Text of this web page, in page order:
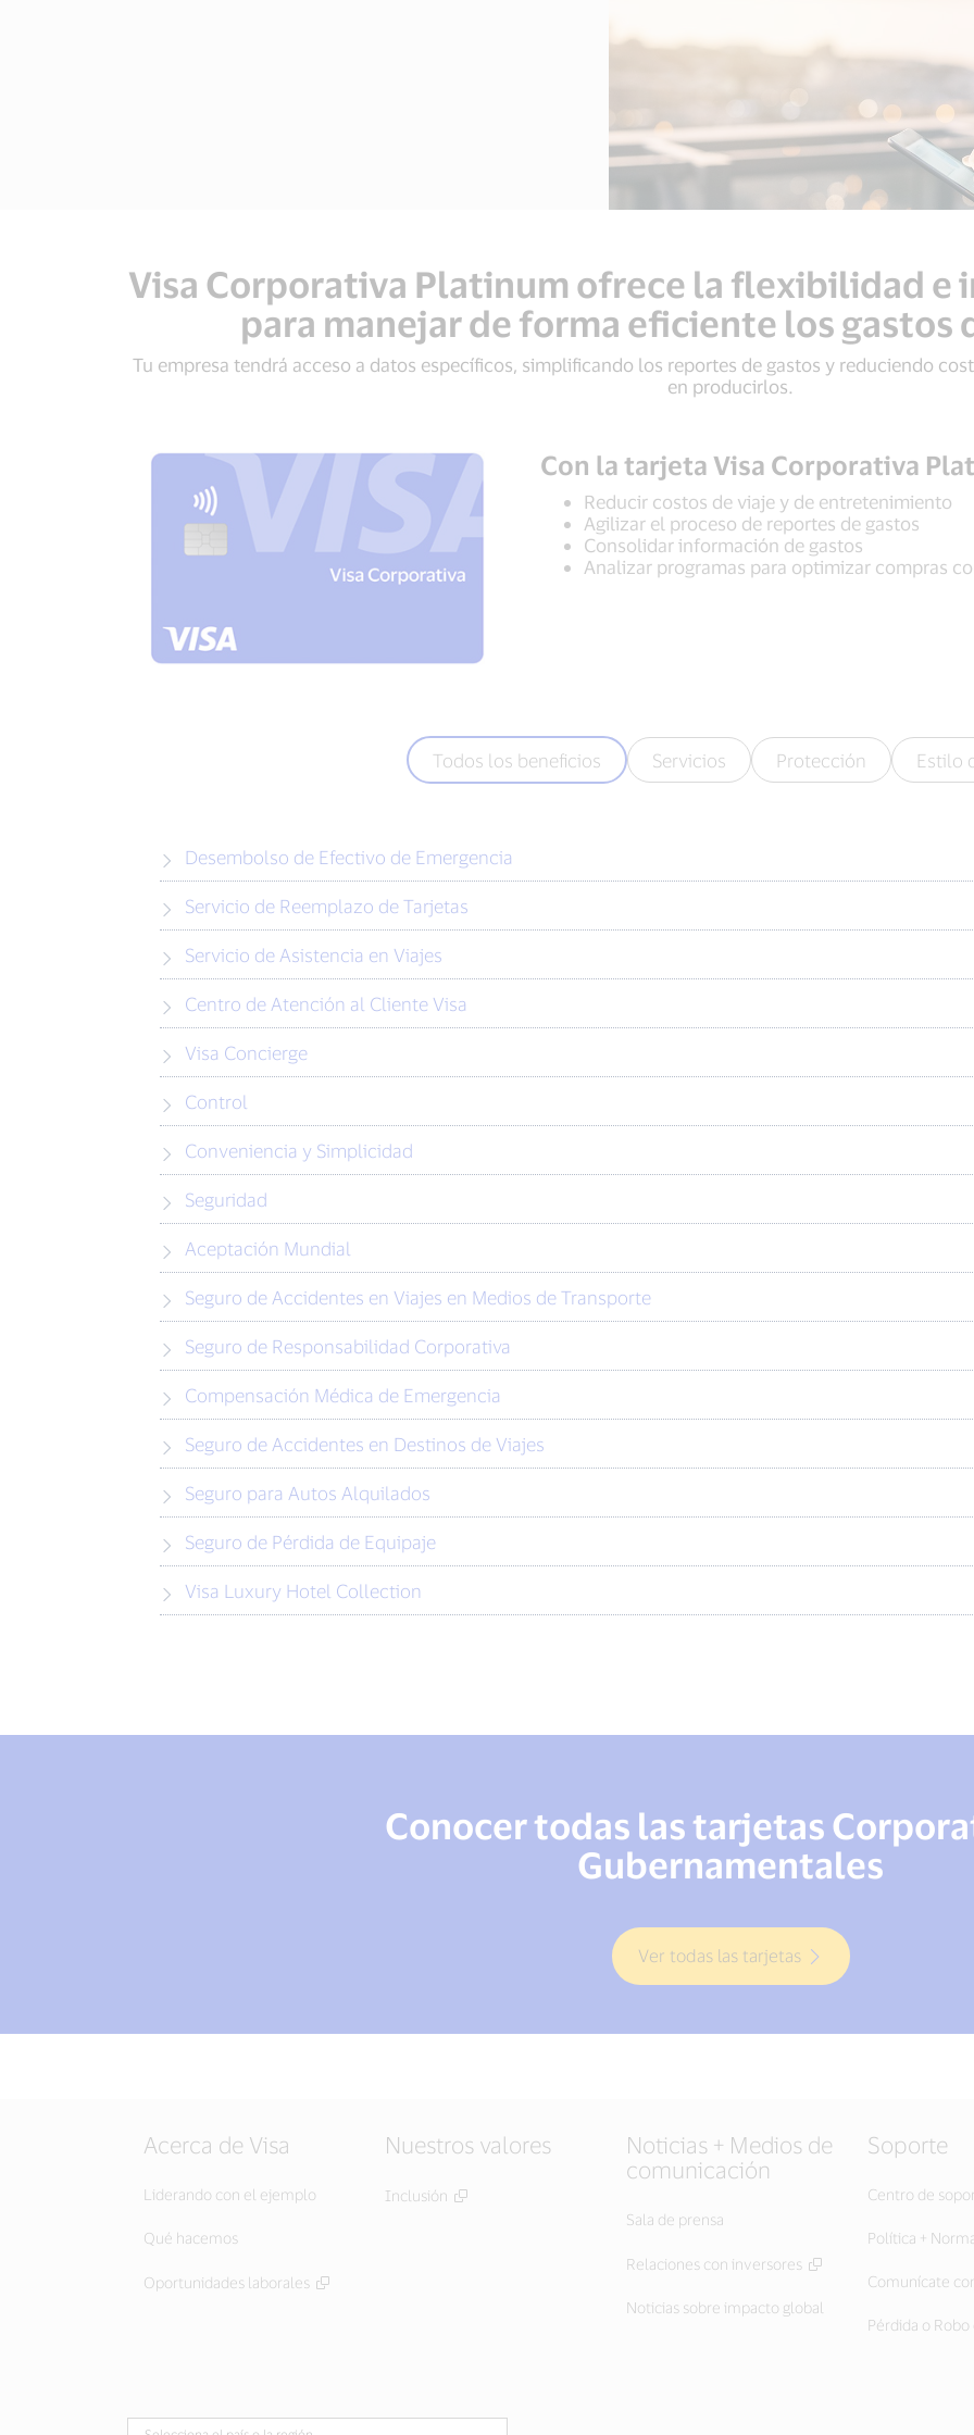
Visa Corporativa Platinum ofrece la flexibilidad e
para manejar de forma eficiente los gastos
Tu empresa tendrá acceso a datos específicos, simplificando los reportes de gastos y reduciendo
en producirlos.
Con la tarjeta Visa Corporativa
Reducir costos de viaje y de entretenimiento
Agilizar el proceso de reportes de gastos
Consolidar información de gastos
Analizar programas para optimizar compras
Todos los beneficios Servicios Protección Estilo
Desembolso de Efectivo de Emergencia
Servicio de Reemplazo de Tarjetas
Servicio de Asistencia en Viajes
Centro de Atención al Cliente Visa
Visa Concierge
Control
Conveniencia y Simplicidad
Seguridad
Aceptación Mundial
Seguro de Accidentes en Viajes en Medios de Transporte
Seguro de Responsabilidad Corporativa
Compensación Médica de Emergencia
Seguro de Accidentes en Destinos de Viajes
Seguro para Autos Alquilados
Seguro de Pérdida de Equipaje
Visa Luxury Hotel Collection
Conocer todas las tarjetas
Gubernamentales
Ver todas las tarjetas
Acerca de Visa
Liderando con el ejemplo
Qué hacemos
Oportunidades laborales
Nuestros valores
Inclusión
Noticias + Medios de
comunicación
Sala de prensa
Relaciones con inversores
Noticias sobre impacto global
Soporte
Centro de
Política +
Comunícate
Pérdida o